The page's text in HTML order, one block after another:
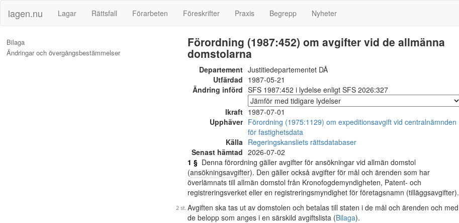
lagen.nu Lagar Rättsfall Förarbeten Föreskrifter Praxis Begrepp Nyheter
Bilaga
Ändringar och övergångsbestämmelser
Förordning (1987:452) om avgifter vid de allmänna
domstolarna
Departement Justitiedepartementet DÅ
Utfärdad 1987-05-21
Ändring införd SFS 1987:452 i lydelse enligt SFS 2026:327
Ikraft 1987-07-01
Upphäver Förordning (1975:1129) om expeditionsavgift vid centralnämnden
för fastighetsdata
Källa Regeringskansliets rättsdatabaser
Senast hämtad 2026-07-02
1 § Denna förordning gäller avgifter för ansökningar vid allmän domstol
(ansökningsavgifter). Den gäller också avgifter för mål och ärenden som har
överlämnats till allmän domstol från Kronofogdemyndigheten, Patent- och
registreringsverket eller en registreringsmyndighet för företagsnamn (tilläggsavgifter).
Avgiften ska tas ut av domstolen och betalas till staten i de mål och ärenden och med
de belopp som anges i en särskild avgiftslista (Bilaga).